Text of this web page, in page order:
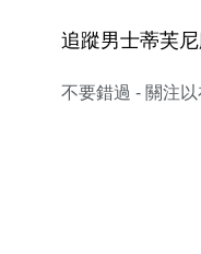
追蹤男士蒂芙
不要錯過 - 關注以